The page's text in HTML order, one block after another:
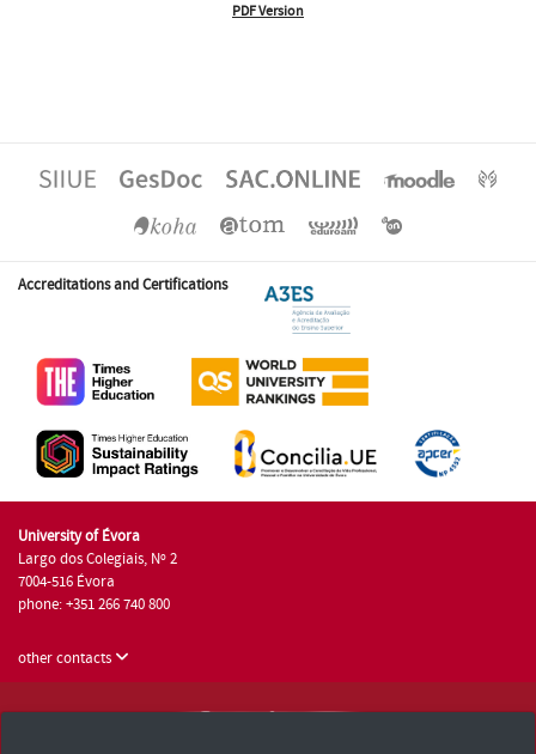
PDF Version
Accreditations and Certifications
University of Évora
Largo dos Colegiais, Nº 2
7004-516 Évora
phone: +351 266 740 800
other contacts